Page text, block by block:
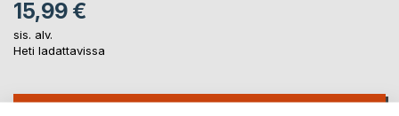
15,99 €
sis. alv.
Heti ladattavissa